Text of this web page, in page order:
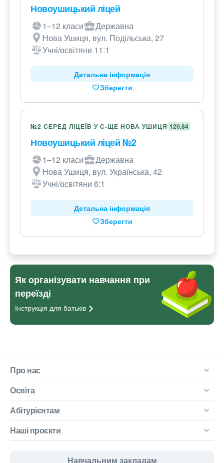
Новоушицький ліцей
1–12 класи
Державна
Нова Ушиця, вул. Подільська, 27
Учні/освітяни 11:1
Детальна інформація
Зберегти
№2 СЕРЕД ЛІЦЕЇВ У С-ЩЕ НОВА УШИЦЯ 120,84
Новоушицький ліцей №2
1–12 класи
Державна
Нова Ушиця, вул. Українська, 42
Учні/освітяни 6:1
Детальна інформація
Зберегти
Як організувати навчання при
переїзді
Інструкція для батьків
Про нас
Освіта
Абітурієнтам
Наші проєкти
Навчальним закладам